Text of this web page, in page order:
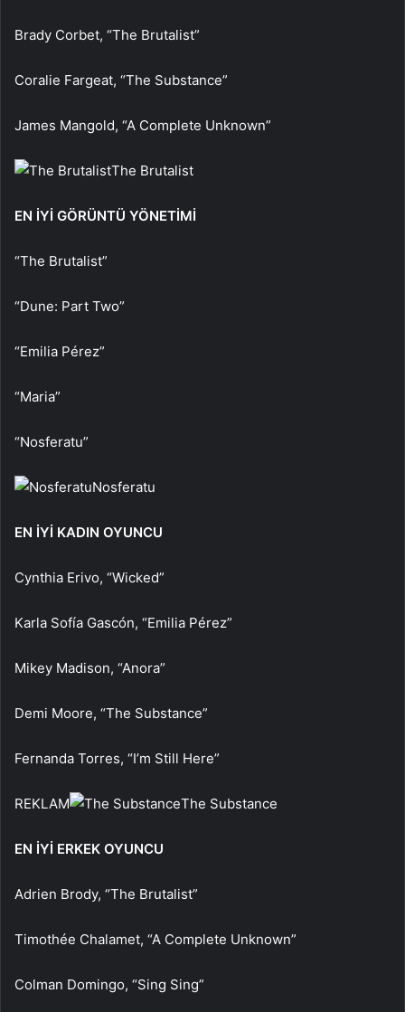
Brady Corbet, “The Brutalist”
Coralie Fargeat, “The Substance”
James Mangold, “A Complete Unknown”
The Brutalist
EN İYİ GÖRÜNTÜ YÖNETİMİ
“The Brutalist”
“Dune: Part Two”
“Emilia Pérez”
“Maria”
“Nosferatu”
Nosferatu
EN İYİ KADIN OYUNCU
Cynthia Erivo, “Wicked”
Karla Sofía Gascón, “Emilia Pérez”
Mikey Madison, “Anora”
Demi Moore, “The Substance”
Fernanda Torres, “I’m Still Here”
REKLAM The Substance
EN İYİ ERKEK OYUNCU
Adrien Brody, “The Brutalist”
Timothée Chalamet, “A Complete Unknown”
Colman Domingo, “Sing Sing”